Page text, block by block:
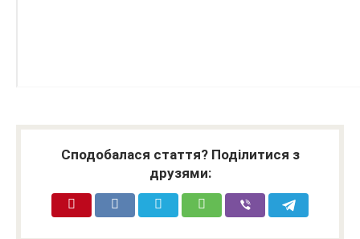
Сподобалася стаття? Поділитися з
друзями: